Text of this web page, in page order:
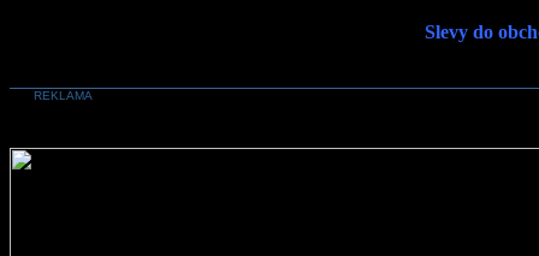
Slevy do
REKLAMA